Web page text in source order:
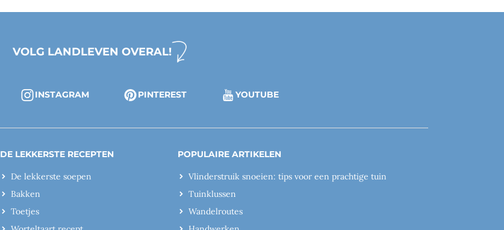
VOLG LANDLEVEN OVERAL!
INSTAGRAM PINTEREST YOUTUBE
DE LEKKERSTE RECEPTEN
De lekkerste soepen
Bakken
Toetjes
POPULAIRE ARTIKELEN
Vlinderstruik snoeien: tips voor een prachtige tuin
Tuinklussen
Wandelroutes